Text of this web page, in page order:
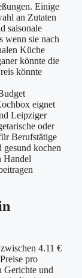
Einige
an Zutaten
saisonale
wenn sie nach
Küche
könnte die
könnte
eignet
Leipziger
oder
Berufstätige
kochen
Handel
4.11 €
pro
Gerichte und